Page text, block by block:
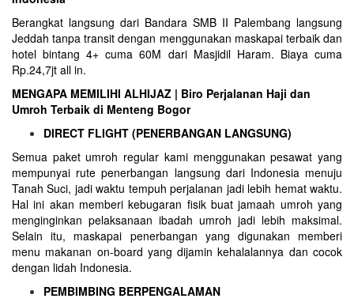
Berangkat langsung dari Bandara SMB II Palembang langsung
Jeddah tanpa transit dengan menggunakan maskapai terbaik dan
hotel bintang 4+ cuma 60M dari Masjidil Haram. Biaya cuma
Rp.24,7jt all in.
MENGAPA MEMILIHI ALHIJAZ | Biro Perjalanan Haji dan
Umroh Terbaik di Menteng Bogor
DIRECT FLIGHT (PENERBANGAN LANGSUNG)
Semua paket umroh regular kami menggunakan pesawat yang
mempunyai rute penerbangan langsung dari Indonesia menuju
Tanah Suci, jadi waktu tempuh perjalanan jadi lebih hemat waktu.
Hal ini akan memberi kebugaran fisik buat jamaah umroh yang
menginginkan pelaksanaan ibadah umroh jadi lebih maksimal.
Selain itu, maskapai penerbangan yang digunakan memberi
menu makanan on-board yang dijamin kehalalannya dan cocok
dengan lidah Indonesia.
PEMBIMBING BERPENGALAMAN